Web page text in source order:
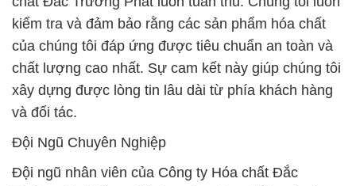
kiểm tra và đảm bảo rằng các sản phẩm hóa chất
của chúng tôi đáp ứng được tiêu chuẩn an toàn và
chất lượng cao nhất. Sự cam kết này giúp chúng tôi
xây dựng được lòng tin lâu dài từ phía khách hàng
và đối tác.
Đội Ngũ Chuyên Nghiệp
Đội ngũ nhân viên của Công ty Hóa chất Đắc